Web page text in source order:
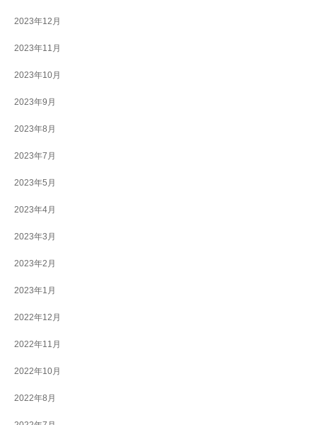
2023年12月
2023年11月
2023年10月
2023年9月
2023年8月
2023年7月
2023年5月
2023年4月
2023年3月
2023年2月
2023年1月
2022年12月
2022年11月
2022年10月
2022年8月